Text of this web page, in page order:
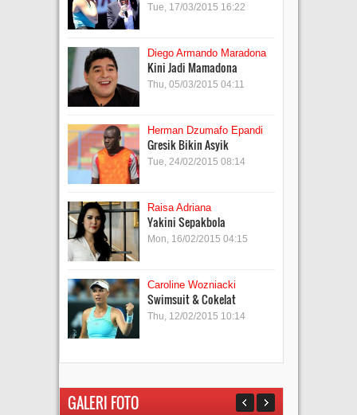
Tue, 17/03/2015 16:22
Diego Armando Maradona
Kini Jadi Mamadona
Thu, 05/03/2015 04:11
Herman Dzumafo Epandi
Gresik Bikin Asyik
Tue, 24/02/2015 08:14
Raisa Adriana
Yakini Sepakbola
Mon, 16/02/2015 04:15
Caroline Wozniacki
Swimsuit & Cokelat
Thu, 12/02/2015 10:14
GALERI FOTO